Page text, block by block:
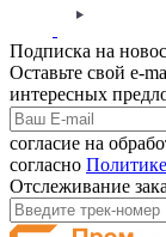
Подписка на
Оставьте свой e-
интересных
согласие на
согласно
Отслеживание